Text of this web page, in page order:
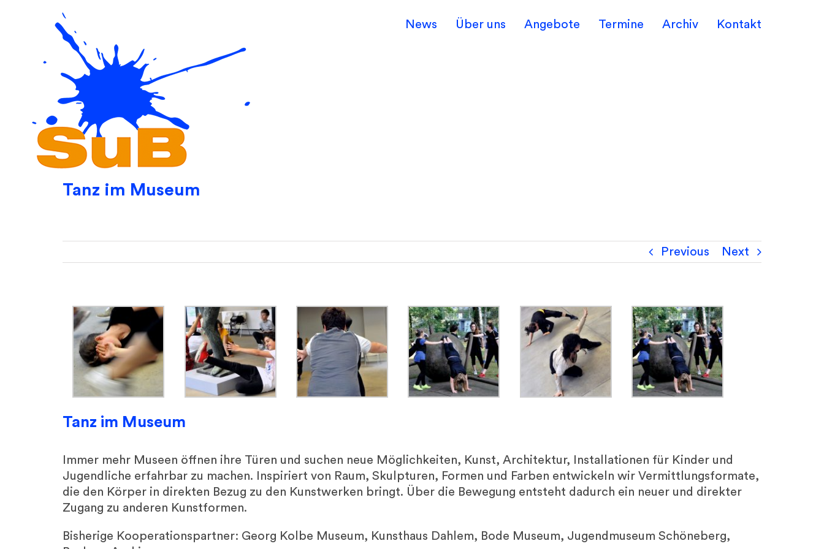
News Über uns Angebote Termine Archiv Kontakt
Tanz im Museum
Previous Next
Tanz im Museum
Immer mehr Museen öffnen ihre Türen und suchen neue Möglichkeiten, Kunst, Architektur, Installationen für Kinder und
Jugendliche erfahrbar zu machen. Inspiriert von Raum, Skulpturen, Formen und Farben entwickeln wir Vermittlungsformate,
die den Körper in direkten Bezug zu den Kunstwerken bringt. Über die Bewegung entsteht dadurch ein neuer und direkter
Zugang zu anderen Kunstformen.
Bisherige Kooperationspartner: Georg Kolbe Museum, Kunsthaus Dahlem, Bode Museum, Jugendmuseum Schöneberg,